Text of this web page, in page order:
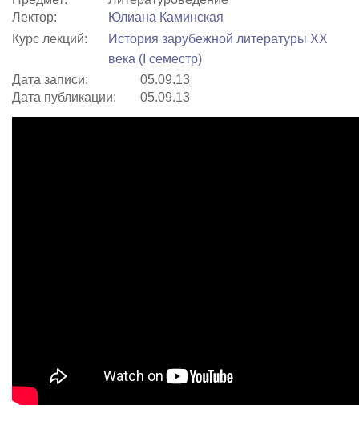
Лектор:
Юлиана Каминская
Курс лекций:
История зарубежной литературы XX
века (I семестр)
Дата записи:
05.09.13
Дата публикации:
05.09.13